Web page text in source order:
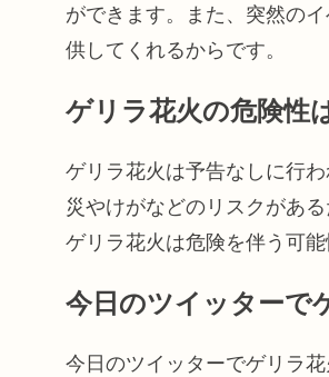
ができます。また、突然の
供してくれるからです。
ゲリラ花火の危険性
ゲリラ花火は予告なしに行
災やけがなどのリスクがあ
ゲリラ花火は危険を伴う可能
今日のツイッターで
今日のツイッターでゲリラ